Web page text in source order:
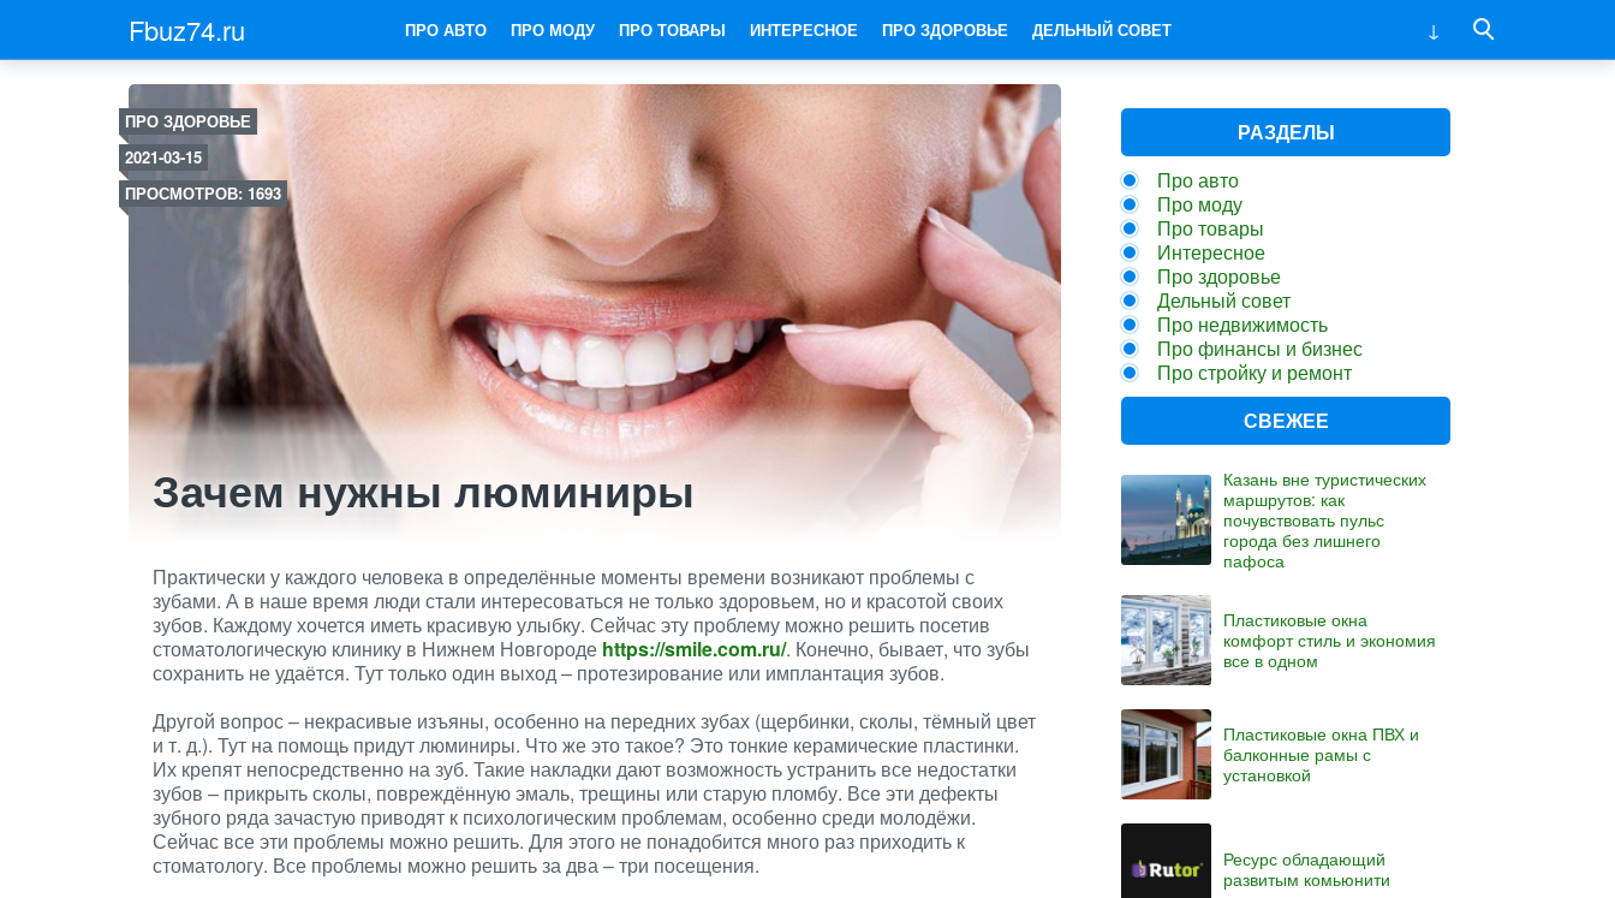
Fbuz74.ru ПРО АВТО ПРО МОДУ ПРО ТОВАРЫ ИНТЕРЕСНОЕ ПРО ЗДОРОВЬЕ ДЕЛЬНЫЙ СОВЕТ
ПРО ЗДОРОВЬЕ
2021-03-15
ПРОСМОТРОВ: 1693
Зачем нужны люминиры
Практически у каждого человека в определённые моменты времени возникают проблемы с
зубами. А в наше время люди стали интересоваться не только здоровьем, но и красотой своих
зубов. Каждому хочется иметь красивую улыбку. Сейчас эту проблему можно решить посетив
стоматологическую клинику в Нижнем Новгороде https://smile.com.ru/. Конечно, бывает, что зубы
сохранить не удаётся. Тут только один выход – протезирование или имплантация зубов.
Другой вопрос – некрасивые изъяны, особенно на передних зубах (щербинки, сколы, тёмный цвет
и т. д.). Тут на помощь придут люминиры. Что же это такое? Это тонкие керамические пластинки.
Их крепят непосредственно на зуб. Такие накладки дают возможность устранить все недостатки
зубов – прикрыть сколы, повреждённую эмаль, трещины или старую пломбу. Все эти дефекты
зубного ряда зачастую приводят к психологическим проблемам, особенно среди молодёжи.
Сейчас все эти проблемы можно решить. Для этого не понадобится много раз приходить к
стоматологу. Все проблемы можно решить за два – три посещения.
РАЗДЕЛЫ
Про авто
Про моду
Про товары
Интересное
Про здоровье
Дельный совет
Про недвижимость
Про финансы и бизнес
Про стройку и ремонт
СВЕЖЕЕ
Казань вне туристических
маршрутов: как
почувствовать пульс
города без лишнего
пафоса
Пластиковые окна
комфорт стиль и экономия
все в одном
Пластиковые окна ПВХ и
балконные рамы с
установкой
Ресурс обладающий
развитым комьюнити